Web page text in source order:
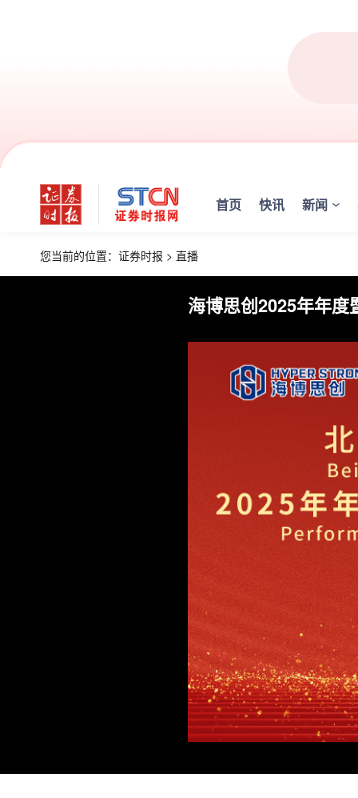
首页 快讯 新闻
您当前的位置： 证券时报 > 直播
海博思创2025年年